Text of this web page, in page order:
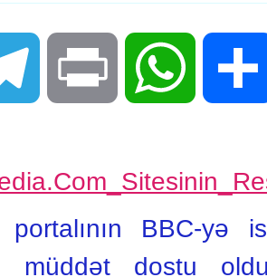
Print WhatsApp
BBC-yə
müddət dostu